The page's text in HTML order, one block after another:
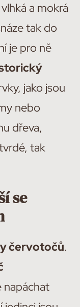
a mokrá
tak do
je pro ně
jako jsou
nebo
dřeva,
tak
se
červotočů.
napáchat